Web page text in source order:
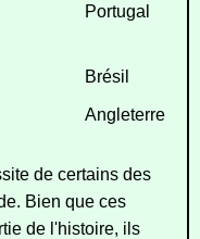
Portugal
Brésil
Angleterre
de certains des
Bien que ces
de l'histoire, ils